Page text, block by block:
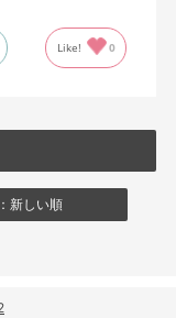
Like! 0
新しい順